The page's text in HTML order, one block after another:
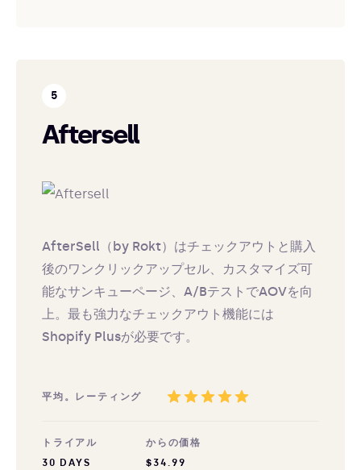
Aftersell
AfterSell（by Rokt）はチェックアウトと購入
後のワンクリックアップセル、カスタマイズ可
能なサンキューページ、A/BテストでAOVを向
上。最も強力なチェックアウト機能には
Shopify Plusが必要です。
平均。レーティング
トライアル
30 DAYS
からの価格
$34.99